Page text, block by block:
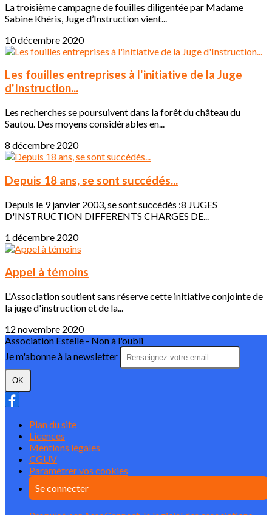
La troisième campagne de fouilles diligentée par Madame
Sabine Khéris, Juge d’Instruction vient...
10 décembre 2020
Les fouilles entreprises à l'initiative de la Juge
d'Instruction...
Les recherches se poursuivent dans la forêt du château du
Sautou. Des moyens considérables en...
8 décembre 2020
Depuis 18 ans, se sont succédés...
Depuis le 9 janvier 2003, se sont succédés :8 JUGES
D'INSTRUCTION DIFFERENTS CHARGES DE...
1 décembre 2020
Appel à témoins
L'Association soutient sans réserve cette initiative conjointe de
la juge d'instruction et de la...
12 novembre 2020
Association Estelle - Non à l'oubli
Je m'abonne à la newsletter
OK
Plan du site
Licences
Mentions légales
CGUV
Paramétrer vos cookies
Se connecter